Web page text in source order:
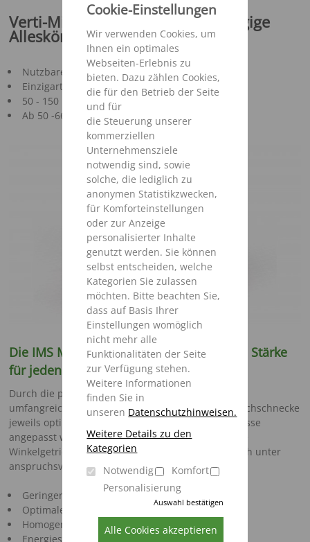
Cookie-Einstellungen
Wir verwenden Cookies, um
Ihnen ein optimales
Webseiten-Erlebnis zu
bieten. Dazu zählen Cookies,
die für den Betrieb der Seite
und für
die Steuerung unserer
kommerziellen
Unternehmensziele
notwendig sind, sowie
solche, die lediglich zu
anonymen Statistikzwecken,
für Komforteinstellungen
oder zur Anzeige
personalisierter Inhalte
genutzt werden. Sie können
selbst entscheiden, welche
Kategorien Sie zulassen
möchten. Bitte beachten Sie,
dass auf Basis Ihrer
Einstellungen womöglich
nicht mehr alle
Funktionalitäten der Seite
zur Verfügung stehen.
Weitere Informationen
finden Sie in
unseren Datenschutzhinweisen.
Weitere Details zu den
Kategorien
Notwendig
Komfort
Personalisierung
Auswahl bestätigen
Alle Cookies akzeptieren
Verti-Mix Double K - Der leichtzügige
Alleskönner
Nutzbares Mischvolumen 13 - 21 m³
Einzigartige Behälterform für niedrige Bauweise
50 - 150 Kühe je Behälterfüllung
Ab 50 -66 PS Leistungsbedarf (37 - 49 kW)
Die IMS Mischschnecke – Variabilität und Stärke
für jeden Zweck
Durch die patentierte Messerverstellung und eine
umfangreiche Zusatzausstattung kann die IMS-Mischschnecke
jeweils optimal auf Ihre speziellen Einsatzverhältnisse
angepasst werden. Das robuste und wartungsarme
Winkelgetriebe sorgt für eine lange Haltbarkeit auch unter
anspruchsvollen Bedingungen.
Geringerer Leistungsbedarf
Optimale Futterstruktur
Homogene Vermischung
Energiesparende, kurze Mischzeiten